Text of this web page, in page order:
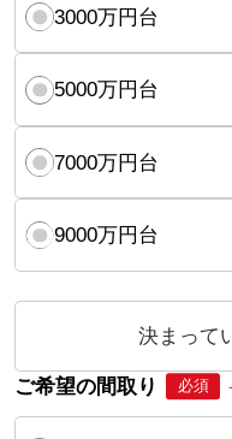
3000万円台
5000万円台
7000万円台
9000万円台
決まって
ご希望の間取り 必須